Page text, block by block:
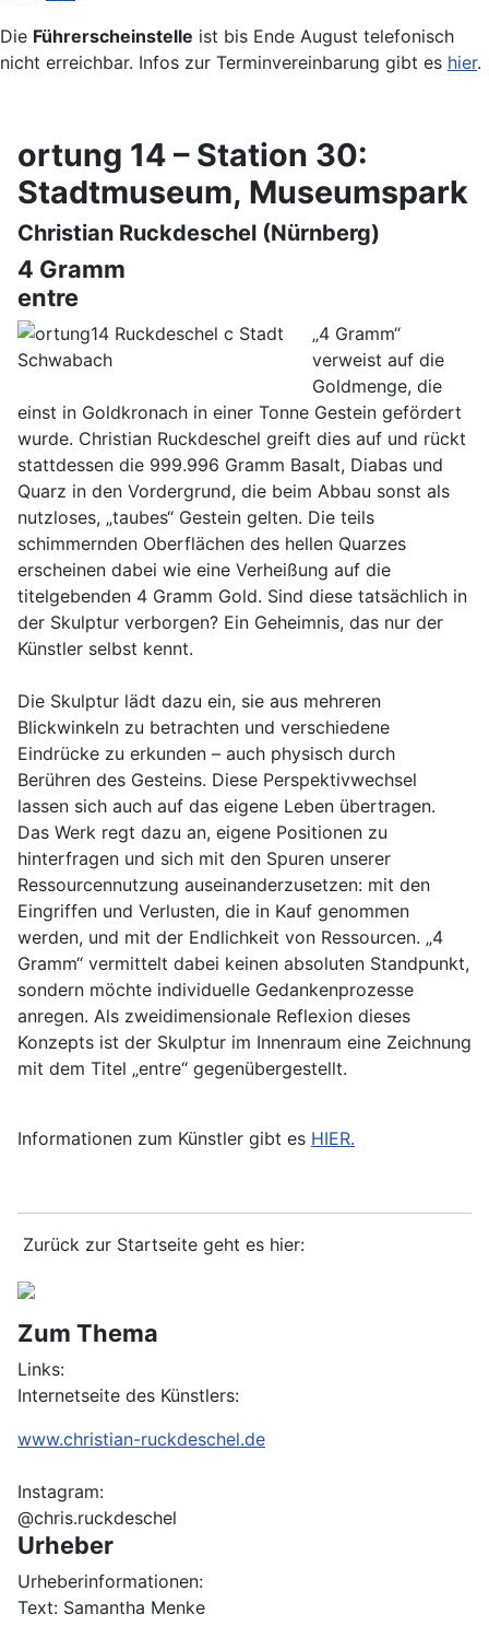
Die Führerscheinstelle ist bis Ende August telefonisch
nicht erreichbar. Infos zur Terminvereinbarung gibt es hier.
ortung 14 – Station 30:
Stadtmuseum, Museumspark
Christian Ruckdeschel (Nürnberg)
4 Gramm
entre
„4 Gramm“
verweist auf die
Goldmenge, die
einst in Goldkronach in einer Tonne Gestein gefördert
wurde. Christian Ruckdeschel greift dies auf und rückt
stattdessen die 999.996 Gramm Basalt, Diabas und
Quarz in den Vordergrund, die beim Abbau sonst als
nutzloses, „taubes“ Gestein gelten. Die teils
schimmernden Oberflächen des hellen Quarzes
erscheinen dabei wie eine Verheißung auf die
titelgebenden 4 Gramm Gold. Sind diese tatsächlich in
der Skulptur verborgen? Ein Geheimnis, das nur der
Künstler selbst kennt.
Die Skulptur lädt dazu ein, sie aus mehreren
Blickwinkeln zu betrachten und verschiedene
Eindrücke zu erkunden – auch physisch durch
Berühren des Gesteins. Diese Perspektivwechsel
lassen sich auch auf das eigene Leben übertragen.
Das Werk regt dazu an, eigene Positionen zu
hinterfragen und sich mit den Spuren unserer
Ressourcennutzung auseinanderzusetzen: mit den
Eingriffen und Verlusten, die in Kauf genommen
werden, und mit der Endlichkeit von Ressourcen. „4
Gramm“ vermittelt dabei keinen absoluten Standpunkt,
sondern möchte individuelle Gedankenprozesse
anregen. Als zweidimensionale Reflexion dieses
Konzepts ist der Skulptur im Innenraum eine Zeichnung
mit dem Titel „entre“ gegenübergestellt.
Informationen zum Künstler gibt es HIER.
Zurück zur Startseite geht es hier:
Zum Thema
Links:
Internetseite des Künstlers:
www.christian-ruckdeschel.de
Instagram:
@chris.ruckdeschel
Urheber
Urheberinformationen:
Text: Samantha Menke